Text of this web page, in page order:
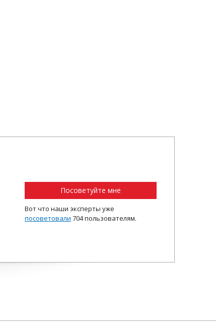
Посоветуйте мне
Вот что наши эксперты уже
посоветовали 704 пользователям.